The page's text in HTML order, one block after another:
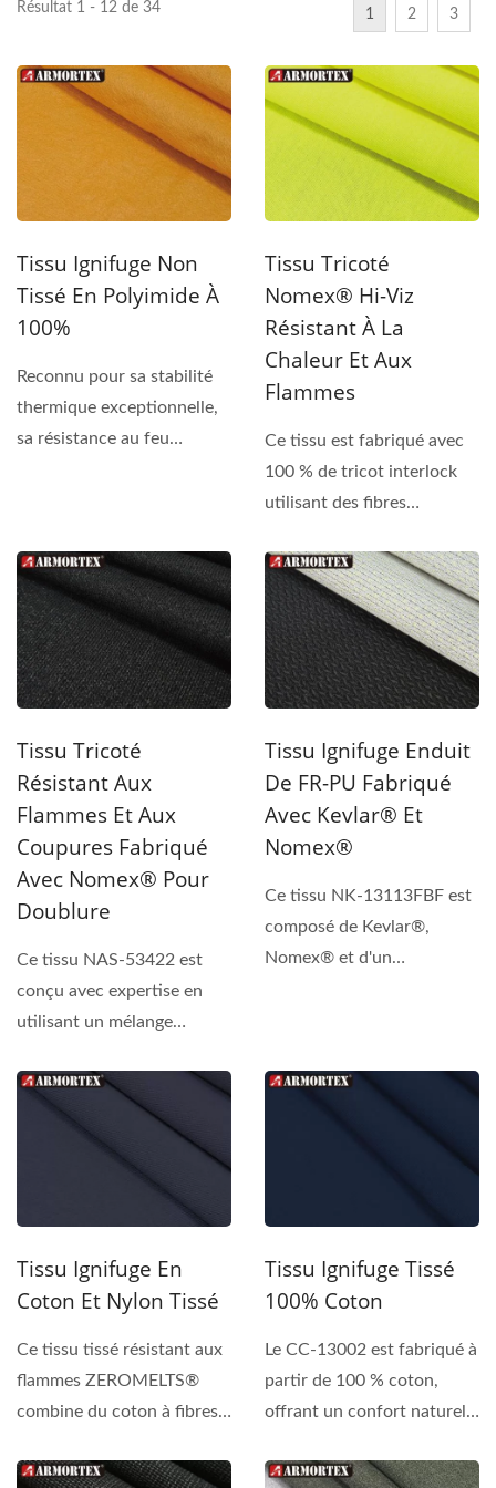
Résultat 1 - 12 de 34 1 2 3
Tissu Ignifuge Non
Tissé En Polyimide À
100%
Reconnu pour sa stabilité
thermique exceptionnelle,
sa résistance au feu
Tissu Tricoté
Nomex® Hi-Viz
Résistant À La
Chaleur Et Aux
Flammes
Ce tissu est fabriqué avec
100 % de tricot interlock
utilisant des fibres
Tissu Tricoté
Résistant Aux
Flammes Et Aux
Coupures Fabriqué
Avec Nomex® Pour
Doublure
Ce tissu NAS-53422 est
conçu avec expertise en
utilisant un mélange
d'acrylique...
Tissu Ignifuge Enduit
De FR-PU Fabriqué
Avec Kevlar® Et
Nomex®
Ce tissu NK-13113FBF est
composé de Kevlar®,
Nomex® et d'un
Tissu Ignifuge En
Coton Et Nylon Tissé
Ce tissu tissé résistant aux
flammes ZEROMELTS®
combine du coton à fibres
Tissu Ignifuge Tissé
100% Coton
Le CC-13002 est fabriqué à
partir de 100 % coton,
offrant un confort naturel